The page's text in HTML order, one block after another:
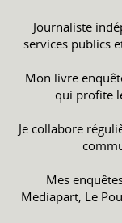
Journaliste
services publics
Mon livre
qui profite
Je collabore
Mes
Mediapart, Le